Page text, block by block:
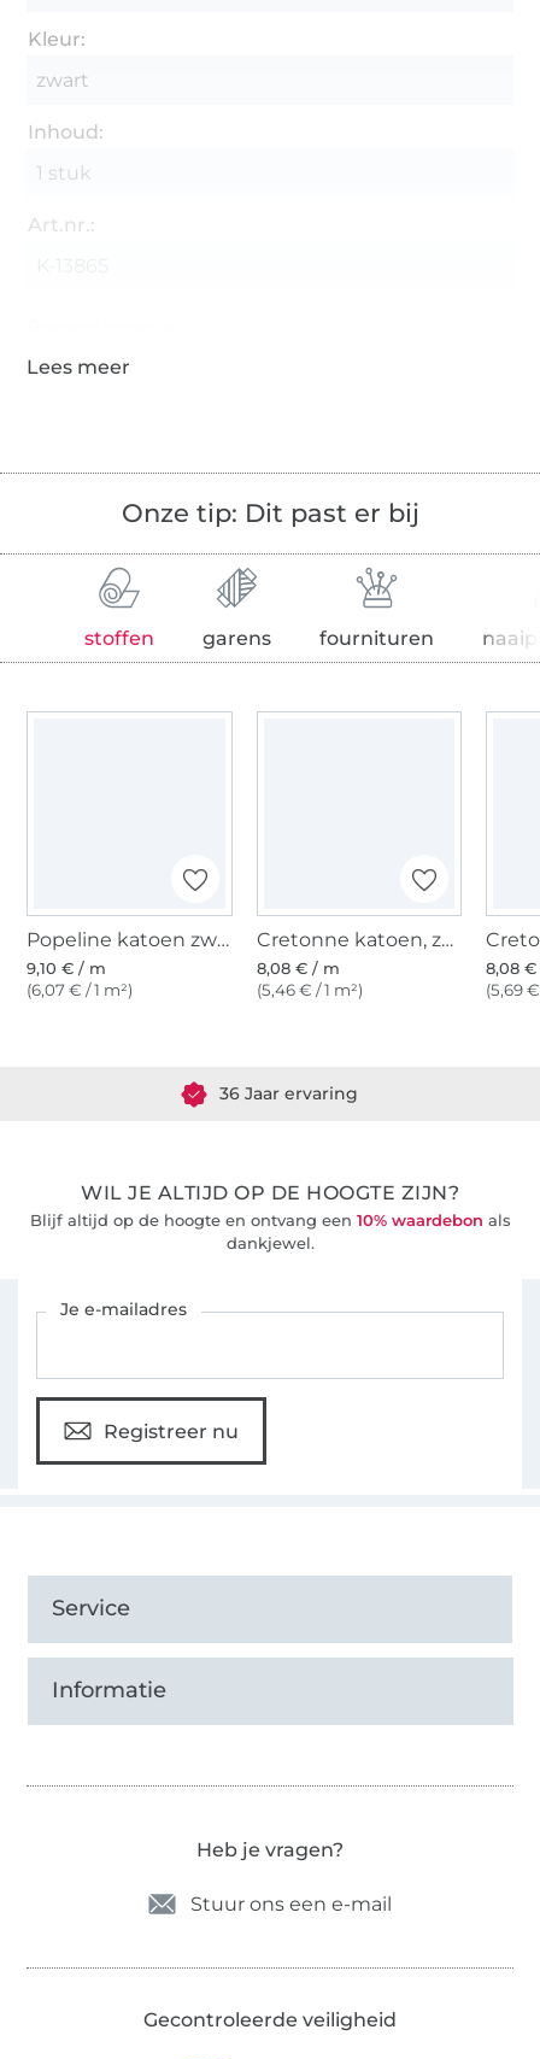
Kleur:
zwart
Inhoud:
1 stuk
Art.nr.:
Onze tip: Dit past er bij
stoffen garens fournituren
Popeline katoen zwart
9,10 € / m
(6,07 € / 1 m²)
Cretonne katoen, zwart
8,08 € / m
(5,46 € / 1 m²)
8,08
(5,69
36 Jaar ervaring
WIL JE ALTIJD OP DE HOOGTE ZIJN?
Blijf altijd op de hoogte en ontvang een 10% waardebon als
dankjewel.
Je e-mailadres
Registreer nu
Service
Informatie
Heb je vragen?
Stuur ons een e-mail
Gecontroleerde veiligheid